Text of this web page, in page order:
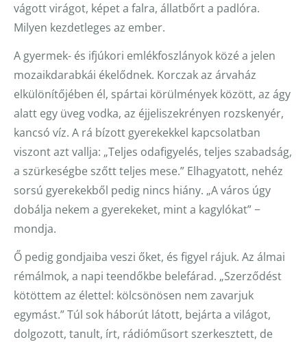
vágott virágot, képet a falra, állatbőrt a padlóra.
Milyen kezdetleges az ember.
A gyermek- és ifjúkori emlékfoszlányok közé a jelen
mozaikdarabkái ékelődnek. Korczak az árvaház
elkülönítőjében él, spártai körülmények között, az ágy
alatt egy üveg vodka, az éjjeliszekrényen rozskenyér,
kancsó víz. A rá bízott gyerekekkel kapcsolatban
viszont azt vallja: „Teljes odafigyelés, teljes szabadság,
a szürkeségbe szőtt teljes mese.” Elhagyatott, nehéz
sorsú gyerekekből pedig nincs hiány. „A város úgy
dobálja nekem a gyerekeket, mint a kagylókat” −
mondja.
Ő pedig gondjaiba veszi őket, és figyel rájuk. Az álmai
rémálmok, a napi teendőkbe belefárad. „Szerződést
kötöttem az élettel: kölcsönösen nem zavarjuk
egymást.” Túl sok háborút látott, bejárta a világot,
dolgozott, tanult, írt, rádióműsort szerkesztett, de